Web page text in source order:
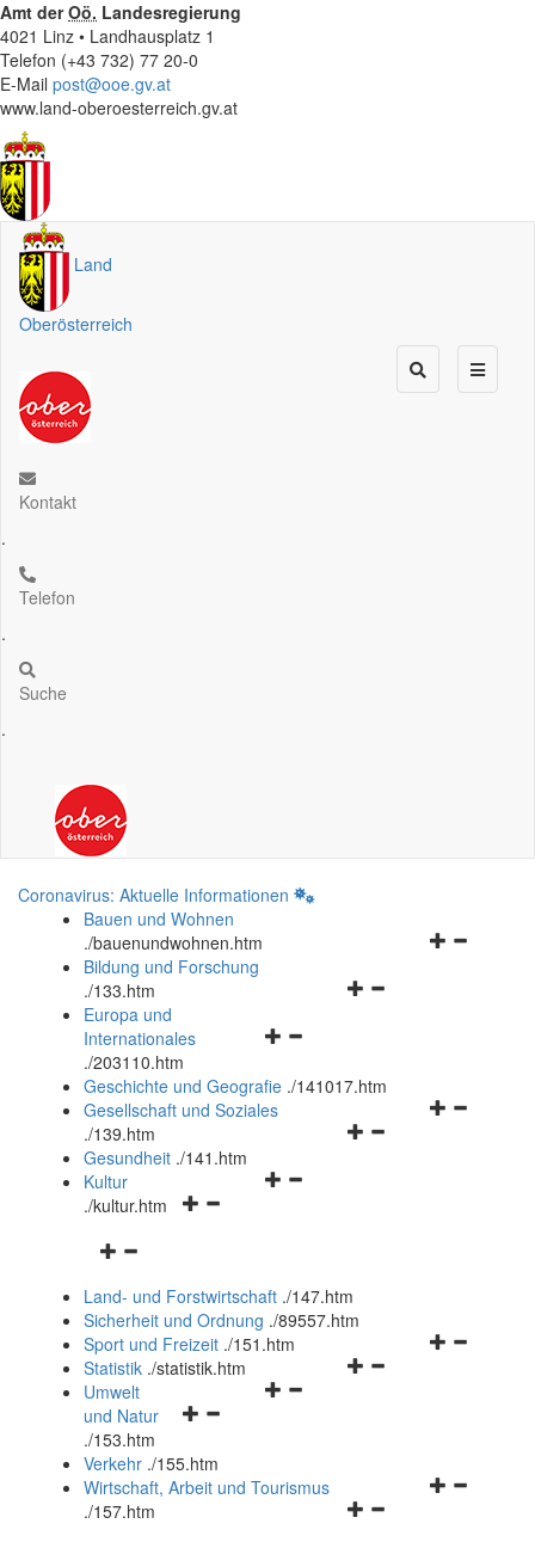
Amt derOö. Landesregierung
4021 Linz • Landhausplatz 1
Telefon (+43 732) 77 20-0
E-Mail post@ooe.gv.at
www.land-oberoesterreich.gv.at
Land
Oberösterreich
Kontakt
.
Telefon
.
Suche
.
Coronavirus: Aktuelle Informationen
Bauen und Wohnen
./bauenundwohnen.htm
Navigationsmenü
Bildung und Forschung
./133.htm
Navigationsmenü
und
schließen
Europa und
Internationales
./203110.htm
Geschichte und Geografie ./141017.htm
Navigationsmenü
Gesellschaft und Soziales
./139.htm
Navigationsmenü
Gesundheit ./141.htm
Navigationsmenü
Kultur
./kultur.htm
Navigationsmenü
und
schließen
Land- und Forstwirtschaft ./147.htm
Sicherheit und Ordnung ./89557.htm
Navigationsmenü
Sport und Freizeit ./151.htm
Navigationsmenü
Statistik ./statistik.htm
Navigationsmenü
und
schließen
Umwelt
und Natur
./153.htm
Verkehr ./155.htm
Navigationsmenü
Wirtschaft, Arbeit und Tourismus
./157.htm